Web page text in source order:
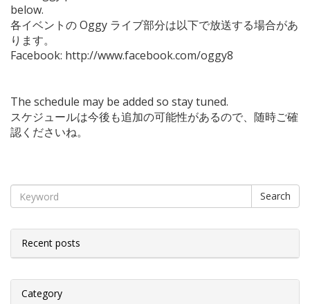
below.
各イベントの Oggy ライブ部分は以下で放送する場合があ
ります。
Facebook: http://www.facebook.com/oggy8
The schedule may be added so stay tuned.
スケジュールは今後も追加の可能性があるので、随時ご確
認くださいね。
Search
Recent posts
Category